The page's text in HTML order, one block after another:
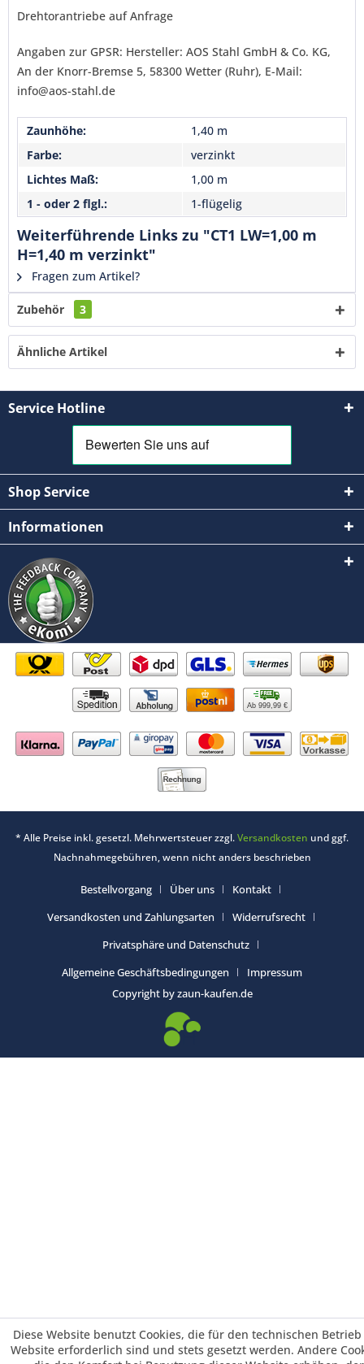
Drehtorantriebe auf Anfrage
Angaben zur GPSR: Hersteller: AOS Stahl GmbH & Co. KG,
An der Knorr-Bremse 5, 58300 Wetter (Ruhr), E-Mail:
info@aos-stahl.de
Zaunhöhe:
1,40 m
Farbe:
verzinkt
Lichtes Maß:
1,00 m
1 - oder 2 flgl.:
1-flügelig
Weiterführende Links zu "CT1 LW=1,00 m
H=1,40 m verzinkt"
Fragen zum Artikel?
Zubehör 3
Ähnliche Artikel
Service Hotline
Shop Service
Informationen
Ab 999,99 €
* Alle Preise inkl. gesetzl. Mehrwertsteuer zzgl.Versandkosten und ggf.
Nachnahmegebühren, wenn nicht anders beschrieben
Bestellvorgang Über uns
Kontakt
Versandkosten und Zahlungsarten
Widerrufsrecht
Privatsphäre und Datenschutz
Allgemeine Geschäftsbedingungen
Impressum
Copyright by zaun-kaufen.de
Diese Website benutzt Cookies, die für den technischen
Website erforderlich sind und stets gesetzt werden. Andere